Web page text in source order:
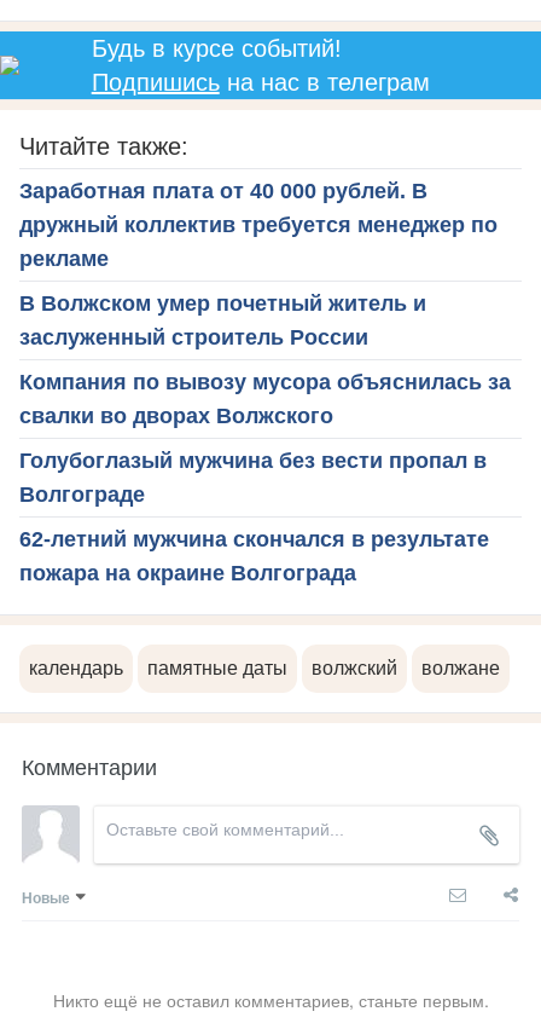
Будь в курсе событий!
Подпишисьна нас в телеграм
Читайте также:
Заработная плата от 40 000 рублей. В
дружный коллектив требуется менеджер по
рекламе
В Волжском умер почетный житель и
заслуженный строитель России
Компания по вывозу мусора объяснилась за
свалки во дворах Волжского
Голубоглазый мужчина без вести пропал в
Волгограде
62-летний мужчина скончался в результате
пожара на окраине Волгограда
календарь памятные даты волжский волжане
Комментарии
Новые
Никто ещё не оставил комментариев, станьте первым.